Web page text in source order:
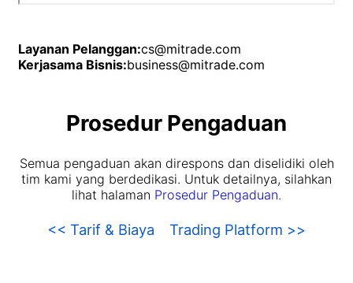
Layanan Pelanggan:cs@mitrade.com
Kerjasama Bisnis:business@mitrade.com
Prosedur Pengaduan
Semua pengaduan akan direspons dan diselidiki oleh
tim kami yang berdedikasi. Untuk detailnya, silahkan
lihat halaman Prosedur Pengaduan.
<< Tarif & Biaya Trading Platform >>